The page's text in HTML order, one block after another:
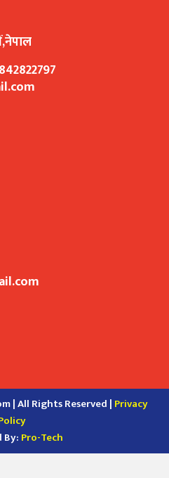
| All Rights Reserved | Privacy
By:Pro-Tech